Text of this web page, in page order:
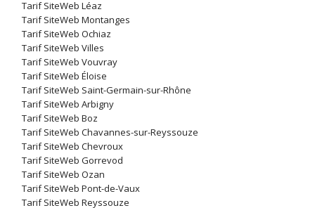
Tarif SiteWeb Léaz
Tarif SiteWeb Montanges
Tarif SiteWeb Ochiaz
Tarif SiteWeb Villes
Tarif SiteWeb Vouvray
Tarif SiteWeb Éloise
Tarif SiteWeb Saint-Germain-sur-Rhône
Tarif SiteWeb Arbigny
Tarif SiteWeb Boz
Tarif SiteWeb Chavannes-sur-Reyssouze
Tarif SiteWeb Chevroux
Tarif SiteWeb Gorrevod
Tarif SiteWeb Ozan
Tarif SiteWeb Pont-de-Vaux
Tarif SiteWeb Reyssouze